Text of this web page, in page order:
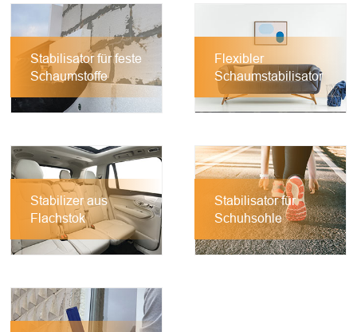
Stabilisator für feste
Schaumstoffe
Flexibler
Schaumstabilisator
Stabilizer aus
Flachstok
Stabilisator für
Schuhsohle